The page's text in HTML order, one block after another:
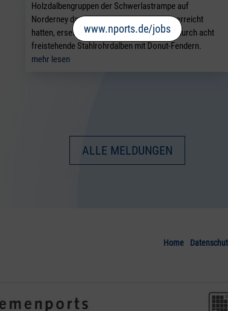
www.nports.de/jobs
Holzdalbengruppen der Schwerlastrampe auf
Norderney das Ende ihrer Nutzungsdauer erreicht
hatten, ersetzte NPorts diese im Juli 2026 durch acht
freistehende Stahlrohrdalben mit Donut-Fendern.
mehr lesen
ALLE MELDUNGEN
Home